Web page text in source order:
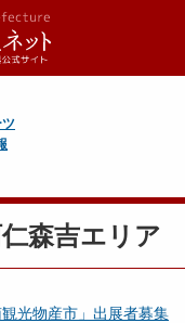
森吉エリア
光物産市」出展者募集